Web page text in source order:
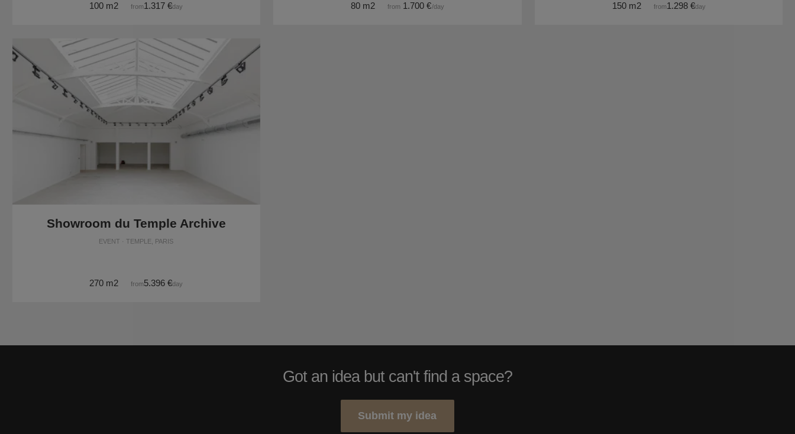
100 m2 from1.317 €/day 80 m2 from 1.700 €/day 150 m2 from1.298 €/day
Showroom du Temple Archive
EVENT · TEMPLE, PARIS
270 m2 from5.396 €/day
Got an idea but can't find a space?
Submit my idea